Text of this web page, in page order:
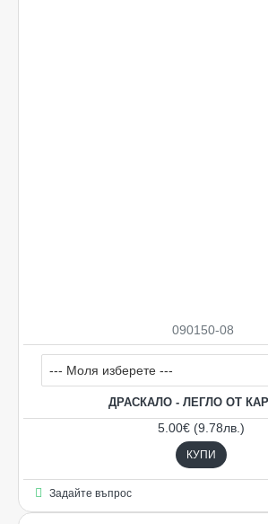
090150-08
ДРАСКАЛО - ЛЕГЛО ОТ
5.00€ (9.78лв.)
КУПИ
Задайте въпрос